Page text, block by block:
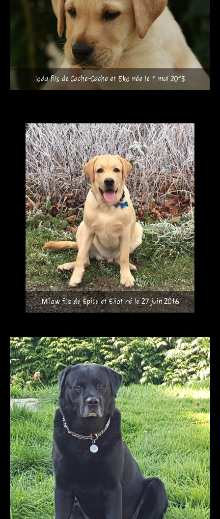
Ioda fils de Cache-Cache et Eko née le 1 mai 2013
Milow fils de Epice et Eliot né le 27 juin 2016